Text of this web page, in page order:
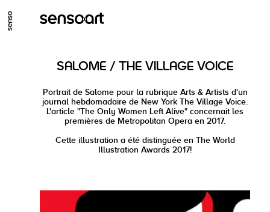
GO TO MAIN CONTENT
SALOME / THE VILLAGE VOICE
Portrait de Salome pour la rubrique Arts & Artists d'un
journal hebdomadaire de New York The Village Voice.
L'article "The Only Women Left Alive" concernait les
premières de Metropolitan Opera en 2017.
Cette illustration a été distinguée en The World
Illustration Awards 2017!